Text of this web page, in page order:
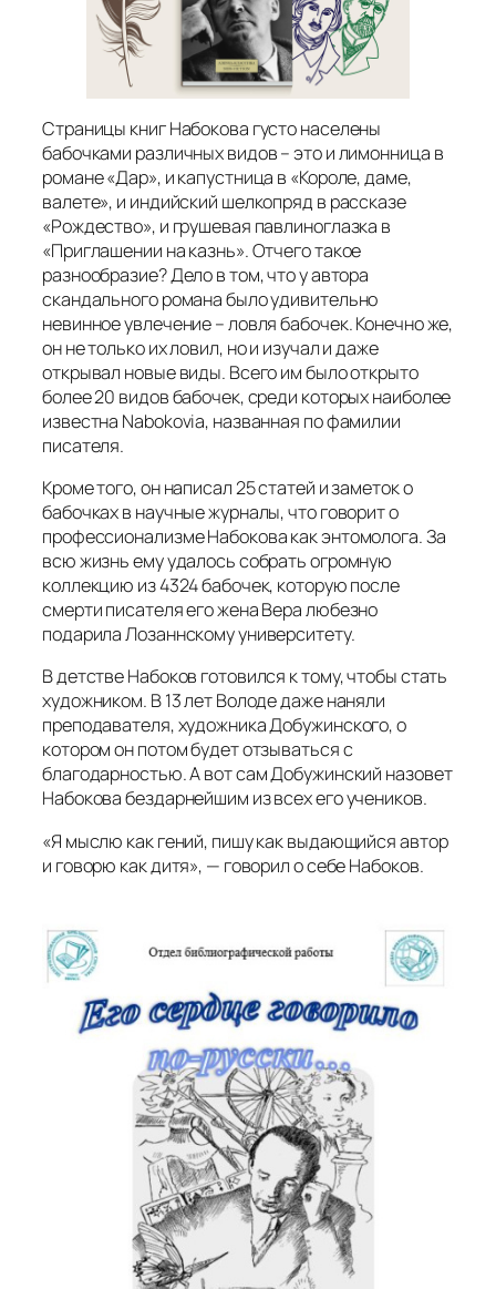
Страницы книг Набокова густо населены
бабочками различных видов – это и лимонница в
романе «Дар», и капустница в «Короле, даме,
валете», и индийский шелкопряд в рассказе
«Рождество», и грушевая павлиноглазка в
«Приглашении на казнь». Отчего такое
разнообразие? Дело в том, что у автора
скандального романа было удивительно
невинное увлечение – ловля бабочек. Конечно же,
он не только их ловил, но и изучал и даже
открывал новые виды. Всего им было открыто
более 20 видов бабочек, среди которых наиболее
известна Nabokovia, названная по фамилии
писателя.
Кроме того, он написал 25 статей и заметок о
бабочках в научные журналы, что говорит о
профессионализме Набокова как энтомолога. За
всю жизнь ему удалось собрать огромную
коллекцию из 4324 бабочек, которую после
смерти писателя его жена Вера любезно
подарила Лозаннскому университету.
В детстве Набоков готовился к тому, чтобы стать
художником. В 13 лет Володе даже наняли
преподавателя, художника Добужинского, о
котором он потом будет отзываться с
благодарностью. А вот сам Добужинский назовет
Набокова бездарнейшим из всех его учеников.
«Я мыслю как гений, пишу как выдающийся автор
и говорю как дитя», — говорил о себе Набоков.